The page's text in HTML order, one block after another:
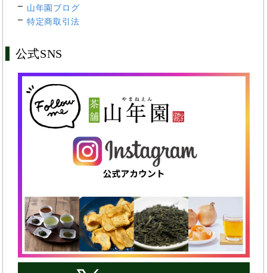
山年園ブログ
特定商取引法
公式SNS